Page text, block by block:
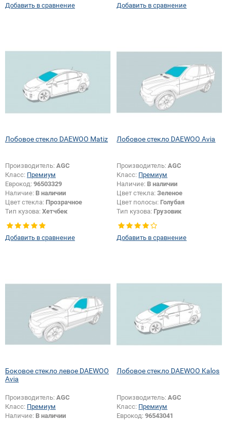
Добавить в сравнение Добавить в сравнение
Лобовое стекло DAEWOO Matiz
Производитель: AGC
Класс: Премиум
Еврокод: 96503329
Наличие: В наличии
Цвет стекла: Прозрачное
Тип кузова: Хетчбек
Добавить в сравнение
Лобовое стекло DAEWOO Avia
Производитель:AGC
Класс: Премиум
Наличие: В наличии
Цвет стекла:Зеленое
Цвет полосы: Голубая
Тип кузова: Грузовик
Добавить в сравнение
Боковое стекло левое DAEWOO
Avia
Производитель: AGC
Класс: Премиум
Наличие: В наличии
Лобовое стекло DAEWOO Kalos
Производитель:AGC
Класс: Премиум
Еврокод:96543041